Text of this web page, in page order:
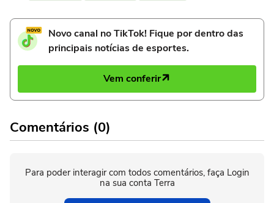
Novo canal no TikTok! Fique por dentro das
principais notícias de esportes.
Vem conferir
Comentários (0)
Para poder interagir com todos comentários, faça Login
na sua conta Terra